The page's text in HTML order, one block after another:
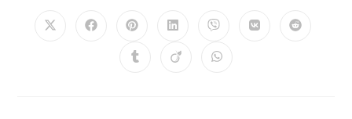
Opens
Opens Opens
a
new
Opens
a
new
Opens
a
new
Opens Opens
Opens Opens Opens